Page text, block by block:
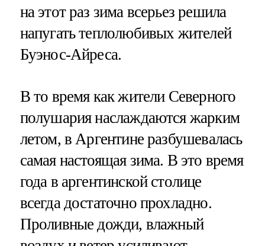
на этот раз зима всерьез решила
напугать теплолюбивых жителей
Буэнос-Айреса.
В то время как жители Северного
полушария наслаждаются жарким
летом, в Аргентине разбушевалась
самая настоящая зима. В это время
года в аргентинской столице
всегда достаточно прохладно.
Проливные дожди, влажный